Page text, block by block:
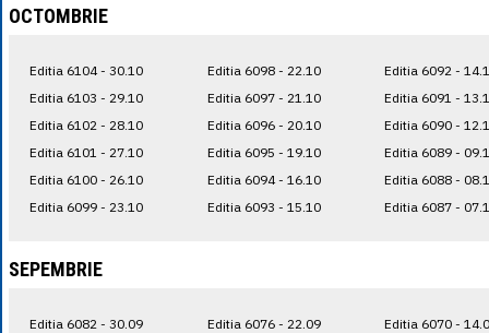
OCTOMBRIE
Editia 6104 - 30.10
Editia 6103 - 29.10
Editia 6102 - 28.10
Editia 6101 - 27.10
Editia 6100 - 26.10
Editia 6099 - 23.10
Editia 6098 - 22.10
Editia 6097 - 21.10
Editia 6096 - 20.10
Editia 6095 - 19.10
Editia 6094 - 16.10
Editia 6093 - 15.10
Editia 6092 -
Editia 6091 -
Editia 6090 -
Editia 6089 -
Editia 6088 -
Editia 6087 -
SEPEMBRIE
Editia 6082 - 30.09
Editia 6076 - 22.09
Editia 6070 -